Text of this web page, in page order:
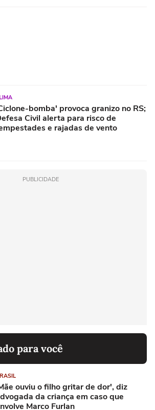
bomba' provoca granizo no RS;
Civil alerta para risco de
e rajadas de vento
PUBLICIDADE
para você
ouviu o filho gritar de dor', diz
da criança em caso que
Marco Furlan